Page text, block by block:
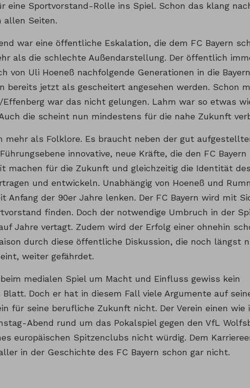
eine Sportvorstand-Rolle ins Spiel. Schon das klang
allen Seiten.
war eine öffentliche Eskalation, die dem FC Bayern
als die schlechte Außendarstellung. Der öffentlich
von Uli Hoeneß nachfolgende Generationen in die
bereits jetzt als gescheitert angesehen werden. Schon
Effenberg war das nicht gelungen. Lahm war so etwas
die scheint nun mindestens für die nahe Zukunft
mehr als Folklore. Es braucht neben der gut
innovative, neue Kräfte, die den FC
machen für die Zukunft und gleichzeitig die Identität
und entwickeln. Unabhängig von Hoeneß und
Anfang der 90er Jahre lenken. Der FC Bayern wird mit
finden. Doch der notwendige Umbruch in der
Jahre vertagt. Zudem wird der Erfolg einer ohnehin
durch diese öffentliche Diskussion, die noch längst
weiter gefährdet.
medialen Spiel um Macht und Einfluss gewiss kein
Blatt. Doch er hat in diesem Fall viele Argumente auf
für seine berufliche Zukunft nicht. Der Verein einen wie
Abend rund um das Pokalspiel gegen den VfL
europäischen Spitzenclubs nicht würdig. Dem
in der Geschichte des FC Bayern schon gar nicht.